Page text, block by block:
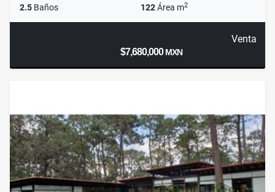
2.5 Baños 122Área m2
Venta
$7,680,000MXN